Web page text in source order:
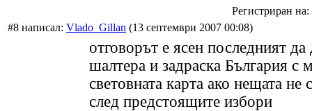
Регистриран
#8 написал: Vlado_Gillan (13 септември 2007 00:08)
отговорът е ясен последният да
шалтера и задраска България с
световната карта ако нещата не
след предстоящите избори